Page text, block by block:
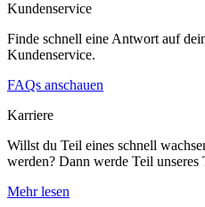
Kundenservice
Finde schnell eine Antwort auf
Kundenservice.
FAQs anschauen
Karriere
Willst du Teil eines schnell
werden? Dann werde Teil unseres
Mehr lesen